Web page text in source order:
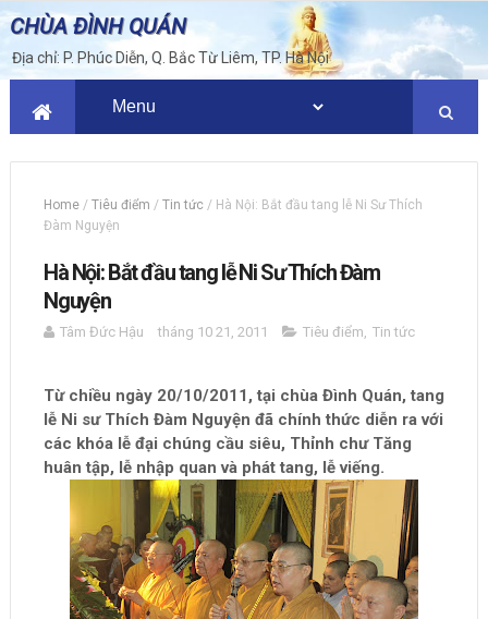
CHÙA ĐÌNH QUÁN
Địa chỉ: P. Phúc Diễn, Q. Bắc Từ Liêm, TP. Hà Nội
Home / Tiêu điểm / Tin tức / Hà Nội: Bắt đầu tang lễ Ni Sư Thích
Đàm Nguyện
Hà Nội: Bắt đầu tang lễ Ni Sư Thích Đàm
Nguyện
Tâm Đức Hậu tháng 10 21, 2011 Tiêu điểm, Tin tức
Từ chiều ngày 20/10/2011, tại chùa Đình Quán, tang
lễ Ni sư Thích Đàm Nguyện đã chính thức diễn ra với
các khóa lễ đại chúng cầu siêu, Thỉnh chư Tăng
huân tập, lễ nhập quan và phát tang, lễ viếng.